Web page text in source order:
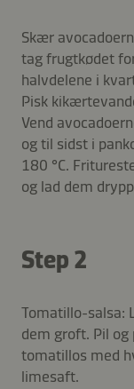
Skær
tag frugtkødet
halvdelene i
Pisk
Vend
og til sidst i
180 °C.
og lad dem
Step 2
Tomatillo-salsa:
dem groft. Pil og
tomatillos med
limesaft.